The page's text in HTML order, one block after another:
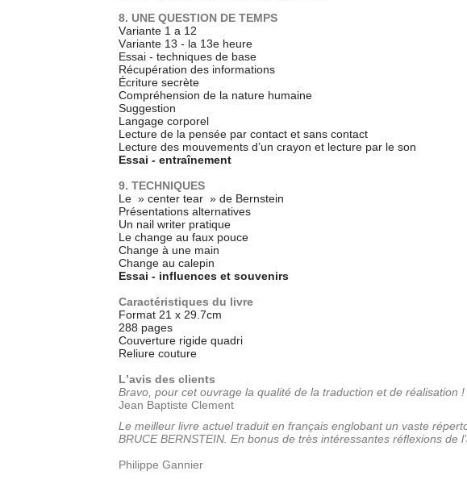
8. UNE QUESTION DE TEMPS
Variante 1 a 12
Variante 13 - la 13e heure
Essai - techniques de base
Récupération des informations
Écriture secrète
Compréhension de la nature humaine
Suggestion
Langage corporel
Lecture de la pensée par contact et sans contact
Lecture des mouvements d’un crayon et lecture par le son
Essai - entraînement
9. TECHNIQUES
Le » center tear » de Bernstein
Présentations alternatives
Un nail writer pratique
Le change au faux pouce
Change à une main
Change au calepin
Essai - influences et souvenirs
Caractéristiques du livre
Format 21 x 29.7cm
288 pages
Couverture rigide quadri
Reliure couture
L’avis des clients
Bravo, pour cet ouvrage la qualité de la traduction et de réalisation
Jean Baptiste Clement
Le meilleur livre actuel traduit en français englobant un vaste
BRUCE BERNSTEIN. En bonus de très intéressantes réflexions de
Philippe Gannier